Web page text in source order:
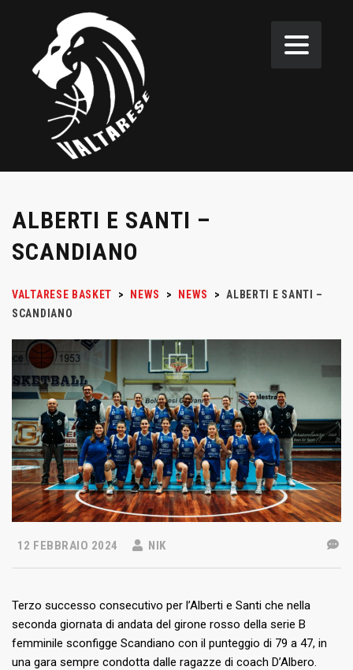
ALBERTI E SANTI –
SCANDIANO
VALTARESE BASKET > NEWS > NEWS > ALBERTI E SANTI –
SCANDIANO
12 FEBBRAIO 2024 NIK
Terzo successo consecutivo per l’Alberti e Santi che nella
seconda giornata di andata del girone rosso della serie B
femminile sconfigge Scandiano con il punteggio di 79 a 47, in
una gara sempre condotta dalle ragazze di coach D’Albero.